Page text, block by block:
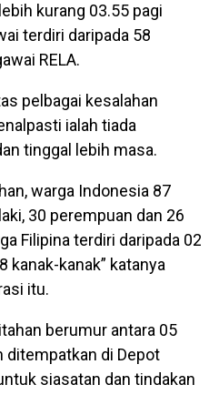
kurang 03.55 pagi
terdiri daripada 58
RELA.
pelbagai kesalahan
ialah tiada
tinggal lebih masa.
warga Indonesia 87
30 perempuan dan 26
Filipina terdiri daripada 02
kanak-kanak” katanya
itu.
berumur antara 05
ditempatkan di Depot
siasatan dan tindakan